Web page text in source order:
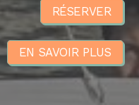
RÉSERVER
EN SAVOIR PLUS